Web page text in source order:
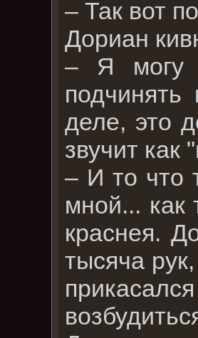
– Так вот
Дориан
– Я могу
деле, это
звучит как
– И то что
мной... как
краснея.
тысяча